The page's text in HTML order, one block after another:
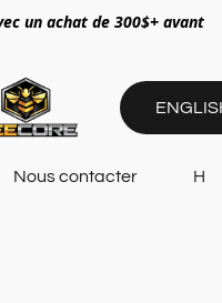
un achat de 300$+ avant
Nous contacter